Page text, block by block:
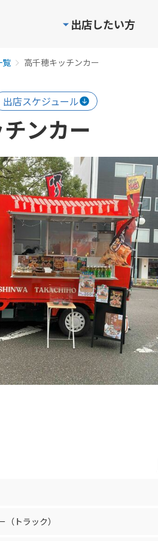
出店したい方
覧 高千穂キッチンカー
出店スケジュール
ンカー
（トラック）